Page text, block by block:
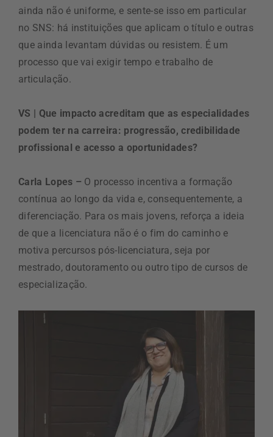
ainda não é uniforme, e sente-se isso em particular
no SNS: há instituições que aplicam o título e outras
que ainda levantam dúvidas ou resistem. É um
processo que vai exigir tempo e trabalho de
articulação.
VS | Que impacto acreditam que as especialidades
podem ter na carreira: progressão, credibilidade
profissional e acesso a oportunidades?
Carla Lopes – O processo incentiva a formação
contínua ao longo da vida e, consequentemente, a
diferenciação. Para os mais jovens, reforça a ideia
de que a licenciatura não é o fim do caminho e
motiva percursos pós-licenciatura, seja por
mestrado, doutoramento ou outro tipo de cursos de
especialização.